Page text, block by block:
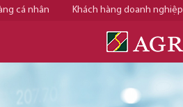
cá nhân Khách hàng doanh nghiệp